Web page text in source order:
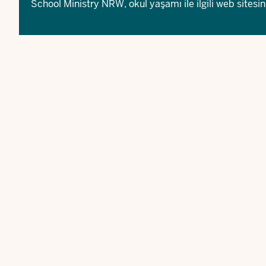
School Ministry NRW, okul yaşamı ile ilgili web